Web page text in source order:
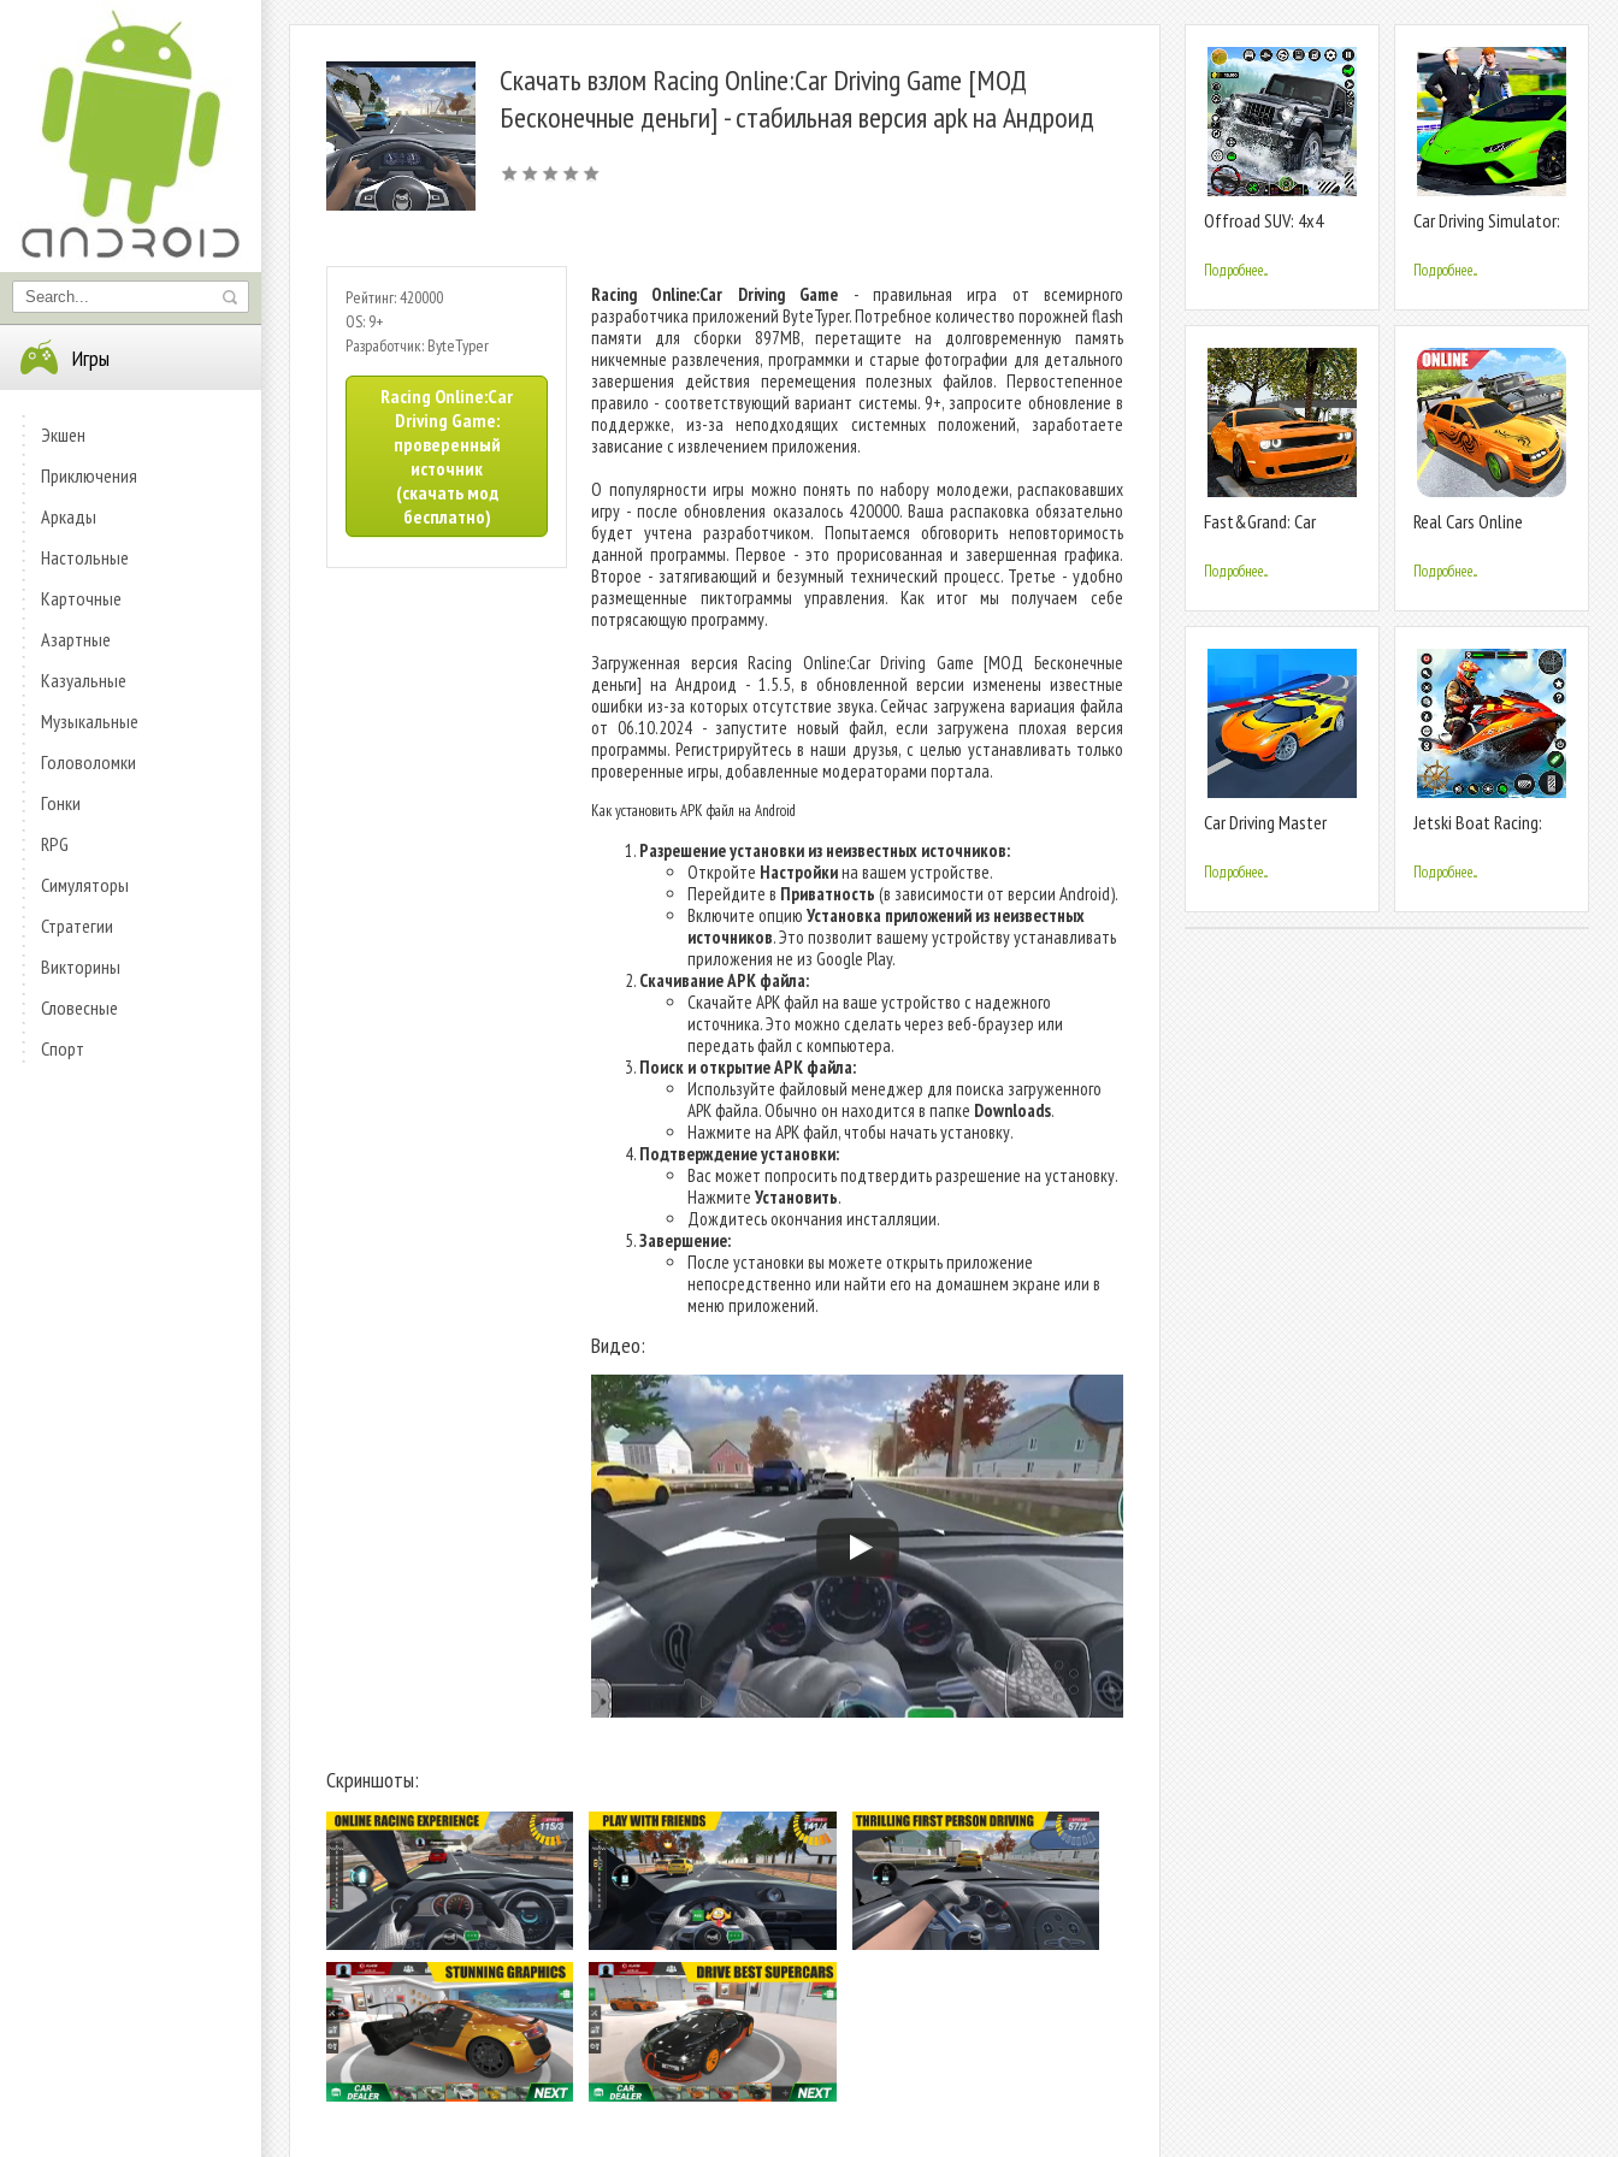
Игры
Экшен
Приключения
Аркады
Настольные
Карточные
Азартные
Казуальные
Музыкальные
Головоломки
Гонки
RPG
Симуляторы
Стратегии
Викторины
Словесные
Спорт
Скачать взлом Racing Online:Car Driving Game [МОД
Бесконечные деньги] - стабильная версия apk на Андроид
Рейтинг: 420000
OS: 9+
Разработчик: ByteTyper
Racing Online:Car
Driving Game:
проверенный
источник
(скачать мод
бесплатно)
Racing Online:Car Driving Game - правильная игра от всемирного
разработчика приложений ByteTyper. Потребное количество порожней flash
памяти для сборки 897MB, перетащите на долговременную память
никчемные развлечения, программки и старые фотографии для детального
завершения действия перемещения полезных файлов. Первостепенное
правило - соответствующий вариант системы. 9+, запросите обновление в
поддержке, из-за неподходящих системных положений, заработаете
зависание с извлечением приложения.
О популярности игры можно понять по набору молодежи, распаковавших
игру - после обновления оказалось 420000. Ваша распаковка обязательно
будет учтена разработчиком. Попытаемся обговорить неповторимость
данной программы. Первое - это прорисованная и завершенная графика.
Второе - затягивающий и безумный технический процесс. Третье - удобно
размещенные пиктограммы управления. Как итог мы получаем себе
потрясающую программу.
Загруженная версия Racing Online:Car Driving Game [МОД Бесконечные
деньги] на Андроид - 1.5.5, в обновленной версии изменены известные
ошибки из-за которых отсутствие звука. Сейчас загружена вариация файла
от 06.10.2024 - запустите новый файл, если загружена плохая версия
программы. Регистрируйтесь в наши друзья, с целью устанавливать только
проверенные игры, добавленные модераторами портала.
Как установить APK файл на Android
Разрешение установки из неизвестных источников:
Откройте Настройкина вашем устройстве.
Перейдите в Приватность (в зависимости от версии Android).
Включите опцию Установка приложений из неизвестных
источников. Это позволит вашему устройству устанавливать
приложения не из Google Play.
Скачивание APK файла:
Скачайте APK файл на ваше устройство с надежного
источника. Это можно сделать через веб-браузер или
передать файл с компьютера.
Поиск и открытие APK файла:
Используйте файловый менеджер для поиска загруженного
APK файла. Обычно он находится в папке Downloads.
Нажмите на APK файл, чтобы начать установку.
Подтверждение установки:
Вас может попросить подтвердить разрешение на установку.
Нажмите Установить.
Дождитесь окончания инсталляции.
Завершение:
После установки вы можете открыть приложение
непосредственно или найти его на домашнем экране или в
меню приложений.
Видео:
Скриншоты:
Offroad SUV: 4x4
Подробнее...
Car Driving Simulator:
Подробнее...
Fast&Grand: Car
Подробнее...
Real Cars Online
Подробнее...
Car Driving Master
Подробнее...
Jetski Boat Racing:
Подробнее...